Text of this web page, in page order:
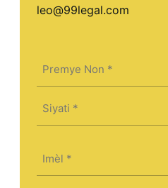
leo@99legal.com
(Required)
(Required)